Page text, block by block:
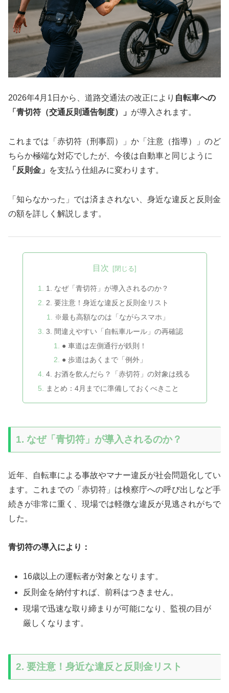
2026年4月1日から、道路交通法の改正により 自転車への
「青切符（交通反則通告制度）」 が導入されます。
これまでは「赤切符（刑事罰）」か「注意（指導）」のど
ちらか極端な対応でしたが、今後は自動車と同じように
「反則金」
を支払う仕組みに変わります。
「知らなかった」では済まされない、身近な違反と反則金
の額を詳しく解説します。
目次
1. なぜ「青切符」が導入されるのか？
2. 要注意！身近な違反と反則金リスト
※最も高額なのは「ながらスマホ」
3. 間違えやすい「自転車ルール」の再確認
● 車道は左側通行が鉄則！
● 歩道はあくまで「例外」
4. お酒を飲んだら？「赤切符」の対象は残る
まとめ：4月までに準備しておくべきこと
1. なぜ「青切符」が導入されるのか？
近年、自転車による事故やマナー違反が社会問題化してい
ます。これまでの「赤切符」は検察庁への呼び出しなど手
続きが非常に重く、現場では軽微な違反が見逃されがちで
した。
青切符の導入により：
16歳以上の運転者が対象となります。
反則金を納付すれば、前科はつきません。
現場で迅速な取り締まりが可能になり、監視の目が
厳しくなります。
2. 要注意！身近な違反と反則金リスト